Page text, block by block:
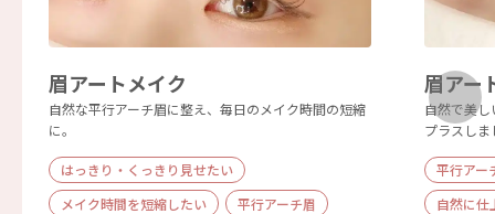
眉アートメイク
自然な平行アーチ眉に整え、毎日のメイク時間の短縮
に。
はっきり・くっきり見せたい
メイク時間を短縮したい
平行アーチ眉
眉アー
自然で美
プラスしま
平行アー
自然に仕